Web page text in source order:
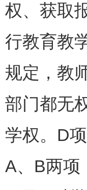
权、获取
行教育教
规定，教
部门都无
学权。D项
A、B两项